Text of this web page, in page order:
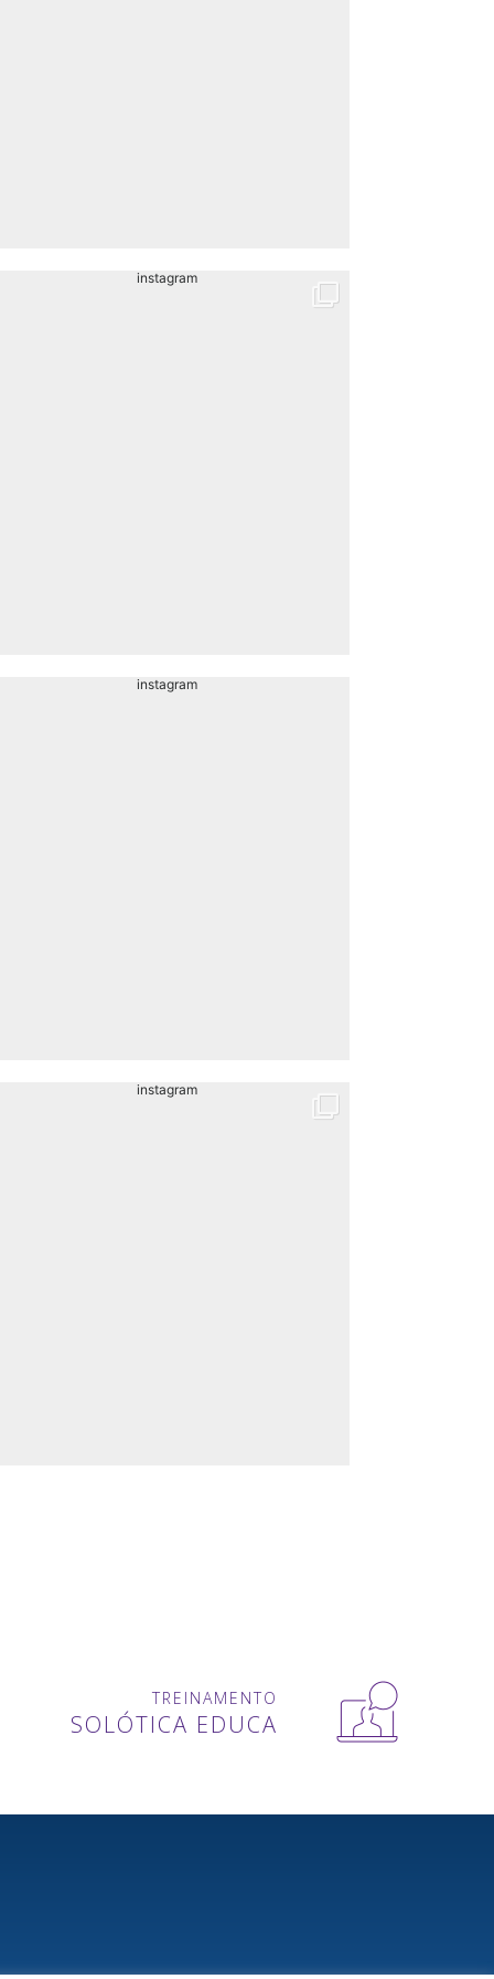
TREINAMENTO
SOLÓTICA EDUCA